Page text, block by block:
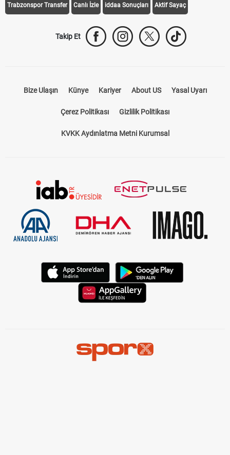
Galatasaray Transfer Fenerbahçe Transfer Beşiktaş Transfer
Canlı İzle iddaa Sonuçları Aktif Sayaç
Künye Kariyer About US
Çerez Politikası Gizlilik Politikası